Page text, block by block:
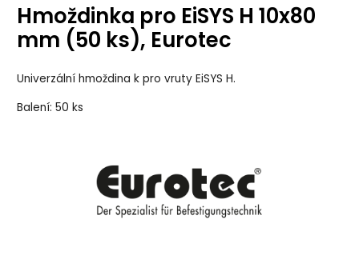
Hmoždinka pro EiSYS H 10x80
mm (50 ks), Eurotec
Univerzální hmoždina k pro vruty EiSYS H.
Balení: 50 ks